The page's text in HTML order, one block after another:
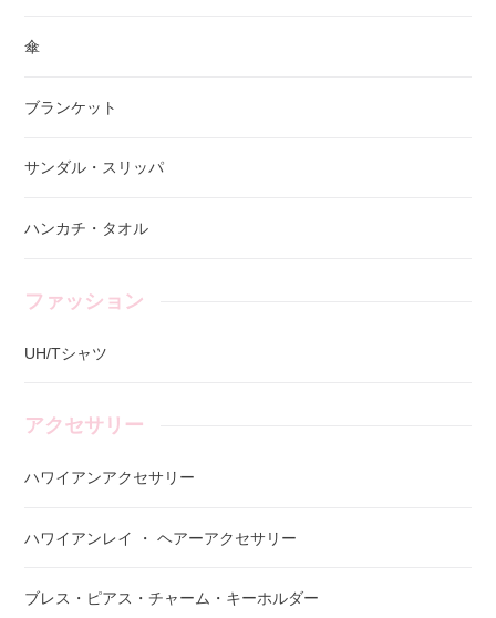
傘
ブランケット
サンダル・スリッパ
ハンカチ・タオル
ファッション
UH/Tシャツ
アクセサリー
ハワイアンアクセサリー
ハワイアンレイ ・ ヘアーアクセサリー
ブレス・ピアス・チャーム・キーホルダー